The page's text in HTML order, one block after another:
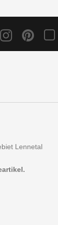
Lennetal